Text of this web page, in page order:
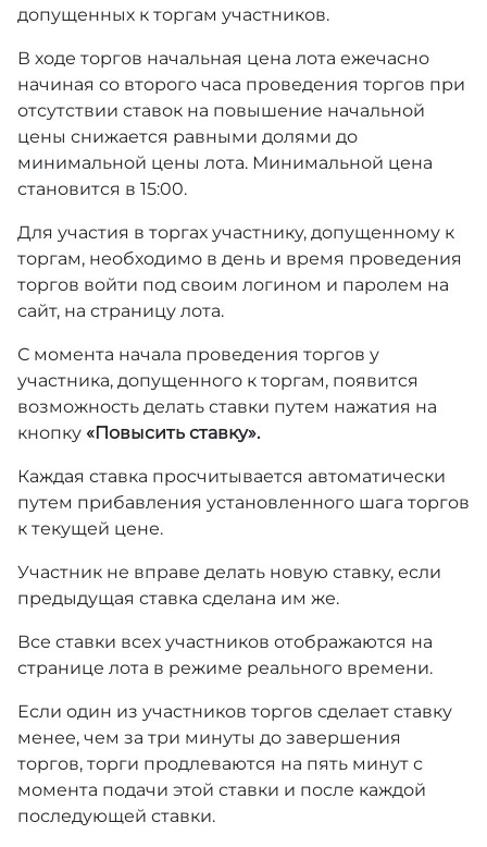
допущенных к торгам участников.
В ходе торгов начальная цена лота ежечасно
начиная со второго часа проведения торгов при
отсутствии ставок на повышение начальной
цены снижается равными долями до
минимальной цены лота. Минимальной цена
становится в 15:00.
Для участия в торгах участнику, допущенному к
торгам, необходимо в день и время проведения
торгов войти под своим логином и паролем на
сайт, на страницу лота.
С момента начала проведения торгов у
участника, допущенного к торгам, появится
возможность делать ставки путем нажатия на
кнопку «Повысить ставку».
Каждая ставка просчитывается автоматически
путем прибавления установленного шага торгов
к текущей цене.
Участник не вправе делать новую ставку, если
предыдущая ставка сделана им же.
Все ставки всех участников отображаются на
странице лота в режиме реального времени.
Если один из участников торгов сделает ставку
менее, чем за три минуты до завершения
торгов, торги продлеваются на пять минут с
момента подачи этой ставки и после каждой
последующей ставки.